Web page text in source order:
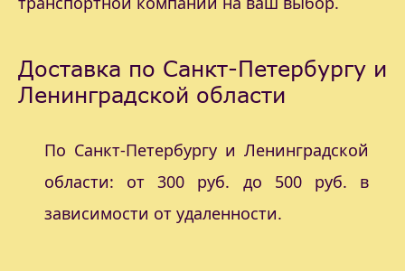
Доставка по Санкт-Петербургу и
Ленинградской области
По Санкт-Петербургу и Ленинградской
области: от 300 руб. до 500 руб. в
зависимости от удаленности.